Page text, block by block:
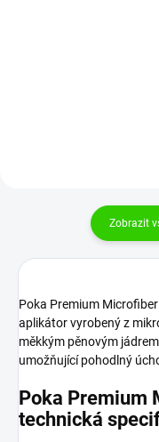
Zobrazit
Poka Premium
aplikátor vyrobený z
měkkým pěnovým
umožňující pohodlný
Poka Premium
technická